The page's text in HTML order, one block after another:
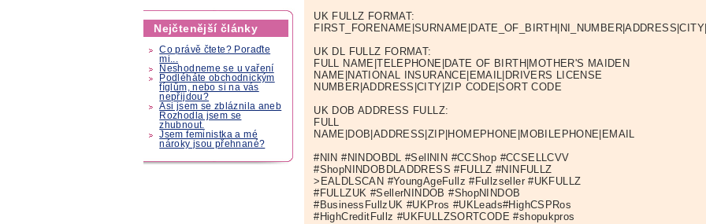
Nejčtenější články
Co právě čtete? Poraďte
mi...
Neshodneme se u vaření
Podléháte obchodnickým
fíglům, nebo si na vás
nepřijdou?
Asi jsem se zbláznila aneb
Rozhodla jsem se
zhubnout.
Jsem feministka a mé
nároky jsou přehnané?
UK FULLZ FORMAT:
UK DL FULLZ FORMAT:
FULL NAME|TELEPHONE|DATE OF BIRTH|MOTHER'S MAIDEN
NAME|NATIONAL INSURANCE|EMAIL|DRIVERS LICENSE
NUMBER|ADDRESS|CITY|ZIP CODE|SORT CODE
UK DOB ADDRESS FULLZ:
FULL
NAME|DOB|ADDRESS|ZIP|HOMEPHONE|MOBILEPHONE|EMAIL
#NIN #NINDOBDL #SellNIN #CCShop #CCSELLCVV
#ShopNINDOBDLADDRESS #FULLZ #NINFULLZ
>EALDLSCAN #YoungAgeFullz #Fullzseller #UKFULLZ
#FULLZUK #SellerNINDOB #ShopNINDOB
#BusinessFullzUK #UKPros #UKLeads#HighCSPRos
#HighCreditFullz #UKFULLZSORTCODE #shopukpros